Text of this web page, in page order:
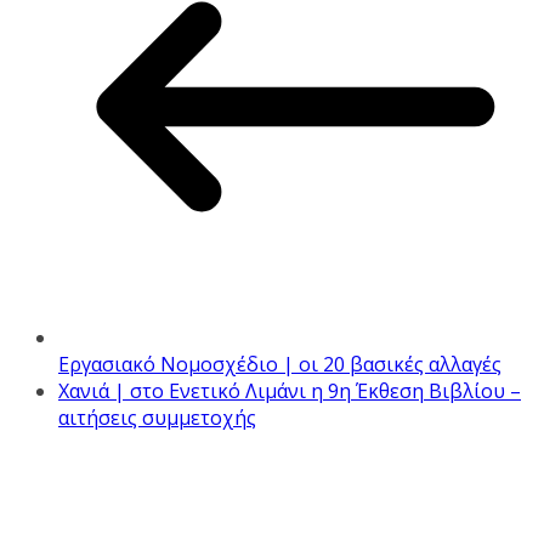
Εργασιακό Νομοσχέδιο | οι 20 βασικές αλλαγές
Χανιά | στο Ενετικό Λιμάνι η 9η Έκθεση Βιβλίου –
αιτήσεις συμμετοχής